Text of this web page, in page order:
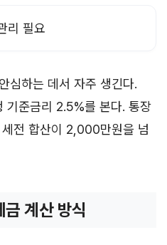
리 필요
심하는 데서 자주 생긴다.
기준금리 2.5%를 본다. 통장
전 합산이 2,000만원을 넘
계산 방식